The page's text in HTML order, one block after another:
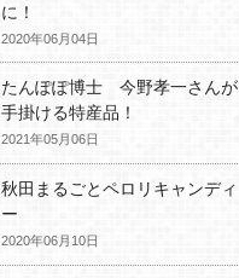
に！
2020年06月04日
たんぽぽ博士 今野孝一さんが
手掛ける特産品！
2021年05月06日
秋田まるごとペロリキャンディ
ー
2020年06月10日